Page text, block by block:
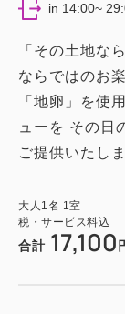
in 14:00~
「その土地な
ならではのお
「地卵」を使
ューを その日
ご提供いた
大人 1 名 1 室
税・サービス料込
合計 17,100